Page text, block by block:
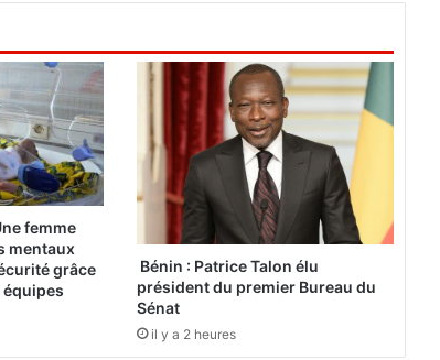
femme
mentaux
grâce
Bénin : Patrice Talon élu
président du premier Bureau du
Sénat
il y a 2 heures